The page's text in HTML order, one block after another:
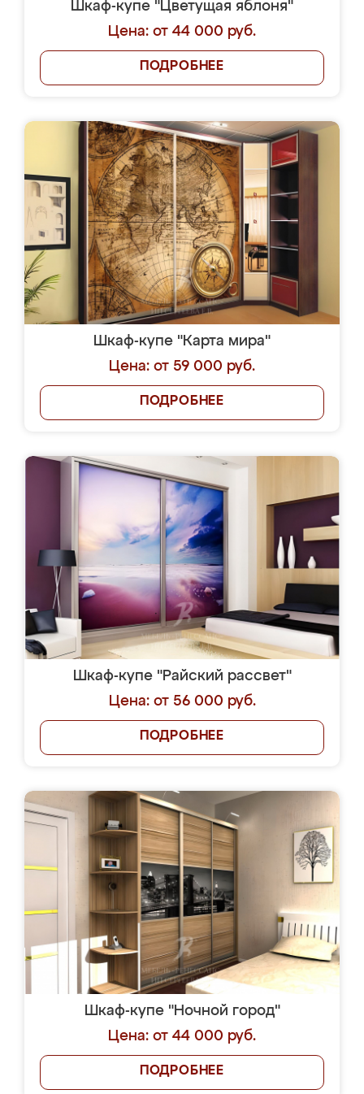
Шкаф-купе "Цветущая яблоня"
Цена: от 44 000 руб.
ПОДРОБНЕЕ
Шкаф-купе "Карта мира"
Цена: от 59 000 руб.
ПОДРОБНЕЕ
Шкаф-купе "Райский рассвет"
Цена: от 56 000 руб.
ПОДРОБНЕЕ
Шкаф-купе "Ночной город"
Цена: от 44 000 руб.
ПОДРОБНЕЕ